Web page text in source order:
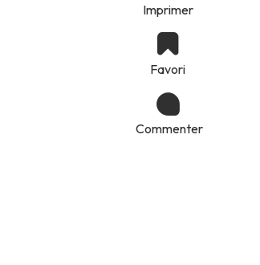
Imprimer
Favori
Commenter